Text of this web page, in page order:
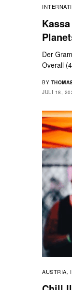
Der
Overall
BY
JULI 18,
AUSTRIA,